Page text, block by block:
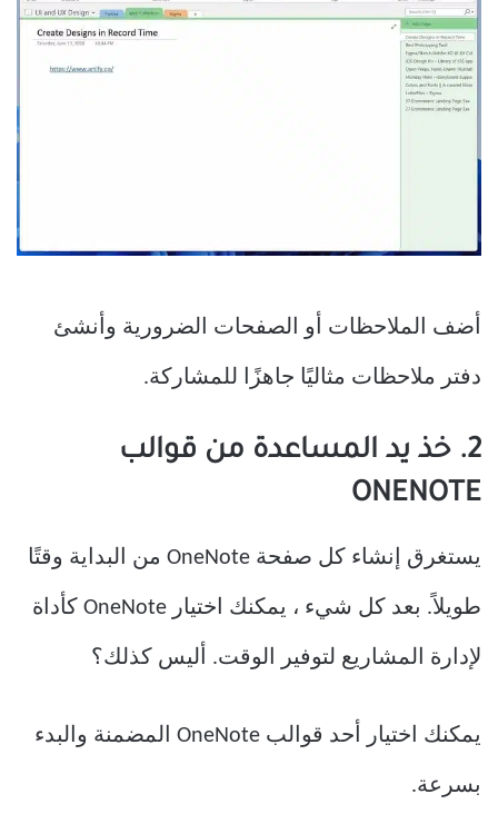
أضف الملاحظات أو الصفحات الضرورية وأنشئ
دفتر ملاحظات مثاليًا جاهزًا للمشاركة.
2. خذ يد المساعدة من قوالب
ONENOTE
يستغرق إنشاء كل صفحة OneNote من البداية وقتًا
طويلاً. بعد كل شيء ، يمكنك اختيار OneNote كأداة
لإدارة المشاريع لتوفير الوقت. أليس كذلك؟
يمكنك اختيار أحد قوالب OneNote المضمنة والبدء
بسرعة.